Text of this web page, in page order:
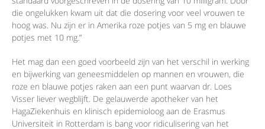
die ongelukken kwam uit dat die dosering voor veel vrouwen te
hoog was. Nu zijn er in Amerika roze potjes van 5 mg en blauwe
potjes met 10 mg.”
Het mag dan een goed voorbeeld zijn van het verschil in werking
en bijwerking van geneesmiddelen op mannen en vrouwen, die
roze en blauwe potjes raken aan een punt waarvan dr. Loes
Visser liever wegblijft. De gelauwerde apotheker van het
HagaZiekenhuis en klinisch epidemioloog aan de Erasmus
Universiteit in Rotterdam is bang voor ridiculisering van het